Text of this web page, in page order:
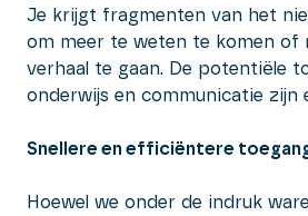
Je krijgt fragmenten van het
om meer te weten te komen of
verhaal te gaan. De potentiële
onderwijs en communicatie zijn
Snellere en efficiëntere
Hoewel we onder de indruk